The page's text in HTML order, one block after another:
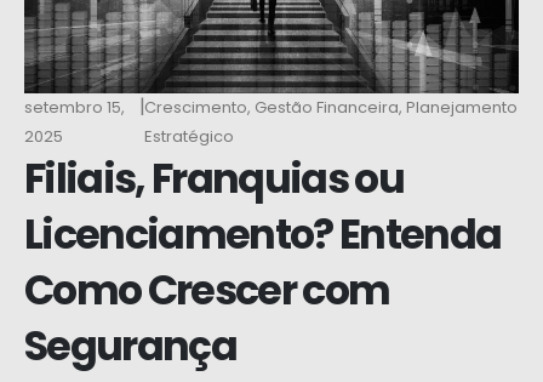
setembro 15,
2025
|Crescimento, Gestão Financeira, Planejamento
Estratégico
Filiais, Franquias ou
Licenciamento? Entenda
Como Crescer com
Segurança